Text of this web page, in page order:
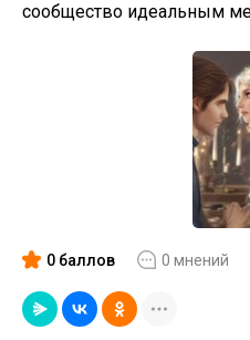
сообщество идеальным
0 баллов 0 мнений